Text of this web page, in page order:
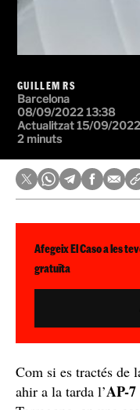
GUILLEM RS
Barcelona
08/09/2022 13:38
Actualitzat 15/09/
2 minuts
Afegeix El Caso a les
gratuïta
Com si es tractés de
ahir a la tarda l’AP-7